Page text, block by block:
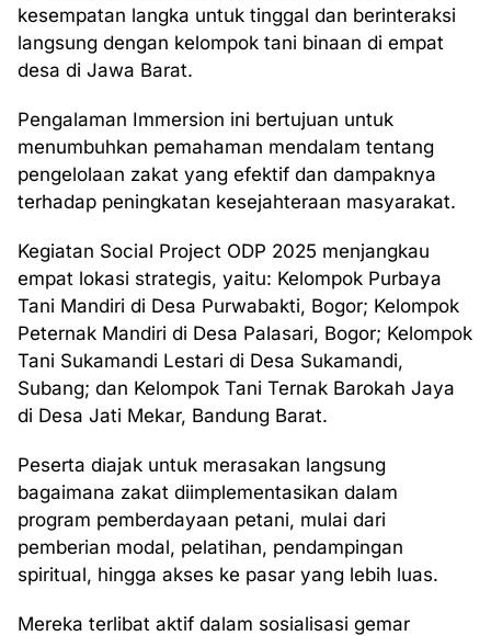
kesempatan langka untuk tinggal dan berinteraksi
langsung dengan kelompok tani binaan di empat
desa di Jawa Barat.
Pengalaman Immersion ini bertujuan untuk
menumbuhkan pemahaman mendalam tentang
pengelolaan zakat yang efektif dan dampaknya
terhadap peningkatan kesejahteraan masyarakat.
Kegiatan Social Project ODP 2025 menjangkau
empat lokasi strategis, yaitu: Kelompok Purbaya
Tani Mandiri di Desa Purwabakti, Bogor; Kelompok
Peternak Mandiri di Desa Palasari, Bogor; Kelompok
Tani Sukamandi Lestari di Desa Sukamandi,
Subang; dan Kelompok Tani Ternak Barokah Jaya
di Desa Jati Mekar, Bandung Barat.
Peserta diajak untuk merasakan langsung
bagaimana zakat diimplementasikan dalam
program pemberdayaan petani, mulai dari
pemberian modal, pelatihan, pendampingan
spiritual, hingga akses ke pasar yang lebih luas.
Mereka terlibat aktif dalam sosialisasi gemar